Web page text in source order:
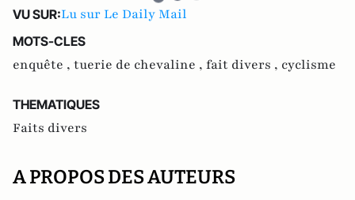
VU SUR:Lu sur Le Daily Mail
MOTS-CLES
enquête , tuerie de chevaline , fait divers , cyclisme
THEMATIQUES
Faits divers
A PROPOS DES AUTEURS